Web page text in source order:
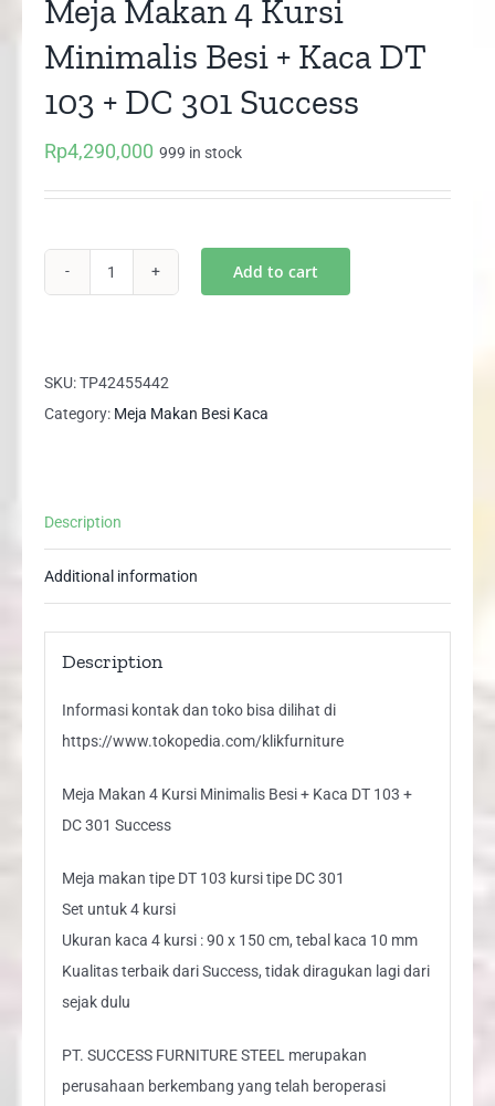
Meja Makan 4 Kursi
Minimalis Besi + Kaca DT
103 + DC 301 Success
Rp4,290,000 999 in stock
Kursi
Minimalis
DT
301
quantity
Add to cart
SKU:TP42455442
Category: Meja Makan Besi Kaca
Description
Additional information
Description
Informasi kontak dan toko bisa dilihat di
https://www.tokopedia.com/klikfurniture
Meja Makan 4 Kursi Minimalis Besi + Kaca DT 103 +
DC 301 Success
Meja makan tipe DT 103 kursi tipe DC 301
Set untuk 4 kursi
Ukuran kaca 4 kursi : 90 x 150 cm, tebal kaca 10 mm
Kualitas terbaik dari Success, tidak diragukan lagi dari
sejak dulu
PT. SUCCESS FURNITURE STEEL merupakan
perusahaan berkembang yang telah beroperasi